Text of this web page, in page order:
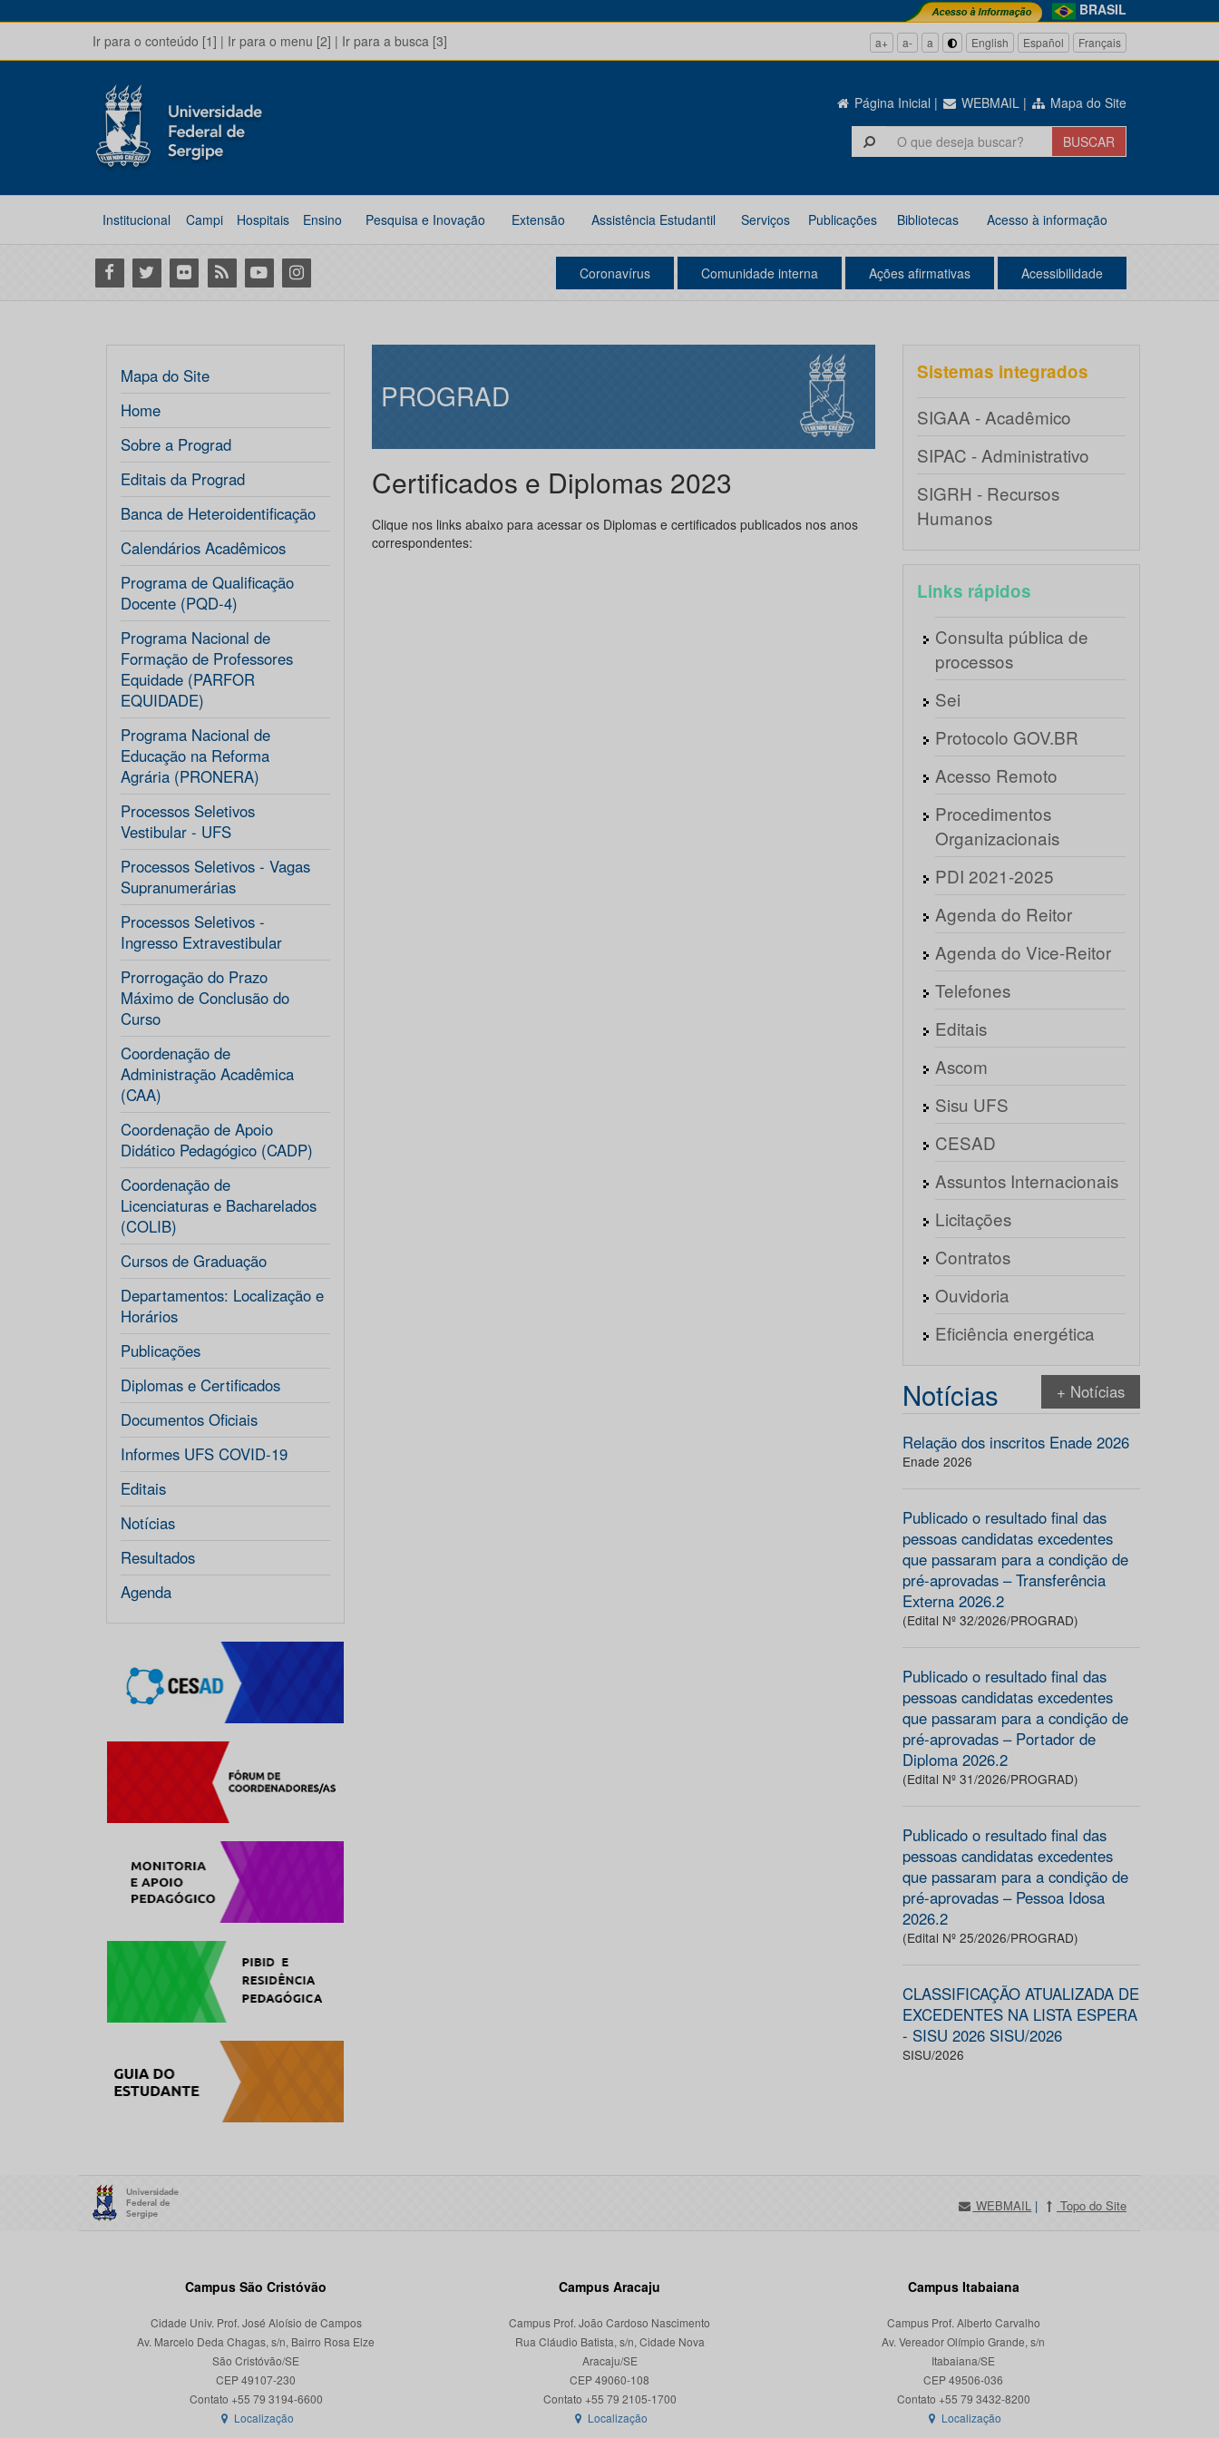
BRASIL
Ir para o conteúdo [1] | Ir para o menu [2] | Ir para a busca [3] a+ a- a English Español Français
Página Inicial | WEBMAIL | Mapa do Site
Institucional Campi Hospitais Ensino Pesquisa e Inovação Extensão Assistência Estudantil Serviços Publicações Bibliotecas Acesso à informação
Facebook
Twitter Flickr RSS YoutubeInstagram Coronavírus Comunidade interna Ações afirmativas Acessibilidade
Mapa do Site
Home
Sobre a Prograd
Editais da Prograd
Banca de Heteroidentificação
Calendários Acadêmicos
Programa de Qualificação
Docente (PQD-4)
Programa Nacional de
Formação de Professores
Equidade (PARFOR
EQUIDADE)
Programa Nacional de
Educação na Reforma
Agrária (PRONERA)
Processos Seletivos
Vestibular - UFS
Processos Seletivos - Vagas
Supranumerárias
Processos Seletivos -
Ingresso Extravestibular
Prorrogação do Prazo
Máximo de Conclusão do
Curso
Coordenação de
Administração Acadêmica
(CAA)
Coordenação de Apoio
Didático Pedagógico (CADP)
Coordenação de
Licenciaturas e Bacharelados
(COLIB)
Cursos de Graduação
Departamentos: Localização e
Horários
Publicações
Diplomas e Certificados
Documentos Oficiais
Informes UFS COVID-19
Editais
Notícias
Resultados
Agenda
PROGRAD
Certificados e Diplomas 2023
Clique nos links abaixo para acessar os Diplomas e certificados publicados nos anos
correspondentes:
Sistemas integrados
SIGAA - Acadêmico
SIPAC - Administrativo
SIGRH - Recursos
Humanos
Links rápidos
Consulta pública de
processos
Sei
Protocolo GOV.BR
Acesso Remoto
Procedimentos
Organizacionais
PDI 2021-2025
Agenda do Reitor
Agenda do Vice-Reitor
Telefones
Editais
Ascom
Sisu UFS
CESAD
Assuntos Internacionais
Licitações
Contratos
Ouvidoria
Eficiência energética
Notícias + Notícias
Relação dos inscritos Enade 2026
Enade 2026
Publicado o resultado final das
pessoas candidatas excedentes
que passaram para a condição de
pré-aprovadas – Transferência
Externa 2026.2
(Edital Nº 32/2026/PROGRAD)
Publicado o resultado final das
pessoas candidatas excedentes
que passaram para a condição de
pré-aprovadas – Portador de
Diploma 2026.2
(Edital Nº 31/2026/PROGRAD)
Publicado o resultado final das
pessoas candidatas excedentes
que passaram para a condição de
pré-aprovadas – Pessoa Idosa
2026.2
(Edital Nº 25/2026/PROGRAD)
CLASSIFICAÇÃO ATUALIZADA DE
EXCEDENTES NA LISTA ESPERA
- SISU 2026 SISU/2026
SISU/2026
WEBMAIL | Topo do Site
Campus São Cristóvão
Cidade Univ. Prof. José Aloísio de Campos
Av. Marcelo Deda Chagas, s/n, Bairro Rosa Elze
São Cristóvão/SE
CEP 49107-230
Localização
Campus Aracaju
Campus Prof. João Cardoso Nascimento
Rua Cláudio Batista, s/n, Cidade Nova
Aracaju/SE
CEP 49060-108
Localização
Campus Itabaiana
Campus Prof. Alberto Carvalho
Av. Vereador Olímpio Grande, s/n
Itabaiana/SE
CEP 49506-036
Localização